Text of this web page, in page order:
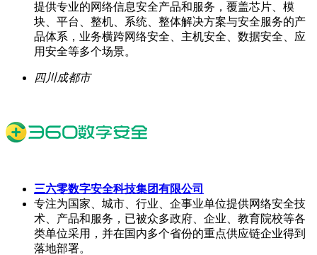
提供专业的网络信息安全产品和服务，覆盖芯片、模
块、平台、整机、系统、整体解决方案与安全服务的产
品体系，业务横跨网络安全、主机安全、数据安全、应
用安全等多个场景。
四川成都市
三六零数字安全科技集团有限公司
专注为国家、城市、行业、企事业单位提供网络安全技
术、产品和服务，已被众多政府、企业、教育院校等各
类单位采用，并在国内多个省份的重点供应链企业得到
落地部署。